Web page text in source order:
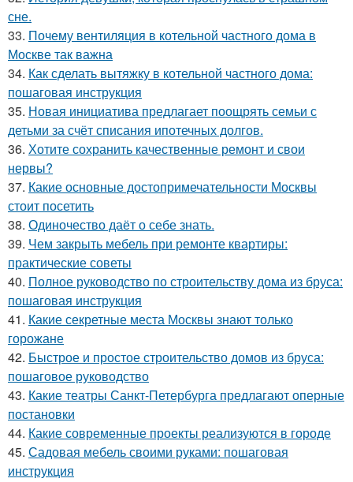
сне.
33. Почему вентиляция в котельной частного дома в
Москве так важна
34. Как сделать вытяжку в котельной частного дома:
пошаговая инструкция
35. Новая инициатива предлагает поощрять семьи с
детьми за счёт списания ипотечных долгов.
36. Хотите сохранить качественные ремонт и свои
нервы?
37. Какие основные достопримечательности Москвы
стоит посетить
38. Одиночество даёт о себе знать.
39. Чем закрыть мебель при ремонте квартиры:
практические советы
40. Полное руководство по строительству дома из бруса:
пошаговая инструкция
41. Какие секретные места Москвы знают только
горожане
42. Быстрое и простое строительство домов из бруса:
пошаговое руководство
43. Какие театры Санкт-Петербурга предлагают оперные
постановки
44. Какие современные проекты реализуются в городе
45. Садовая мебель своими руками: пошаговая
инструкция